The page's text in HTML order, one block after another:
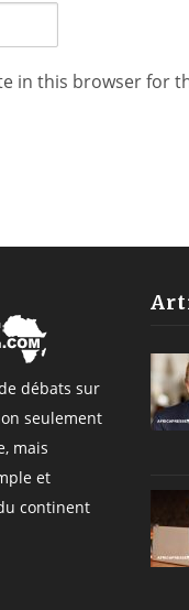
in this browser for
débats sur
seulement
mais
et
continent